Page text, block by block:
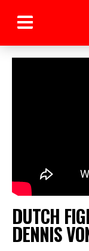
DUTCH
DENNIS